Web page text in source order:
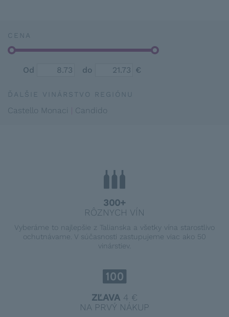
CENA
Od do €
ĎALŠIE VINÁRSTVO REGIÓNU
Castello Monaci Candido
300+
RÔZNYCH VÍN
Vyberáme to najlepšie z Talianska a všetky vína starostlivo
ochutnávame. V súčasnosti zastupujeme viac ako 50
vinárstiev.
ZĽAVA 4 €
NA PRVÝ NÁKUP